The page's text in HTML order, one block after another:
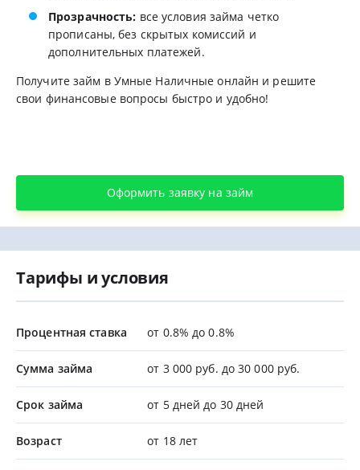
Прозрачность: все условия займа четко
прописаны, без скрытых комиссий и
дополнительных платежей.
Получите займ в Умные Наличные онлайн и решите
свои финансовые вопросы быстро и удобно!
Оформить заявку на займ
Тарифы и условия
Процентная ставка от 0.8% до 0.8%
Сумма займа от 3 000 руб. до 30 000 руб.
Срок займа от 5 дней до 30 дней
Возраст от 18 лет